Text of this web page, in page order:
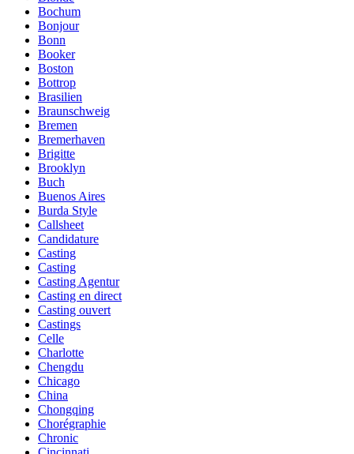
Bochum
Bonjour
Bonn
Booker
Boston
Bottrop
Brasilien
Braunschweig
Bremen
Bremerhaven
Brigitte
Brooklyn
Buch
Buenos Aires
Burda Style
Callsheet
Candidature
Casting
Casting
Casting Agentur
Casting en direct
Casting ouvert
Castings
Celle
Charlotte
Chengdu
Chicago
China
Chongqing
Chorégraphie
Chronic